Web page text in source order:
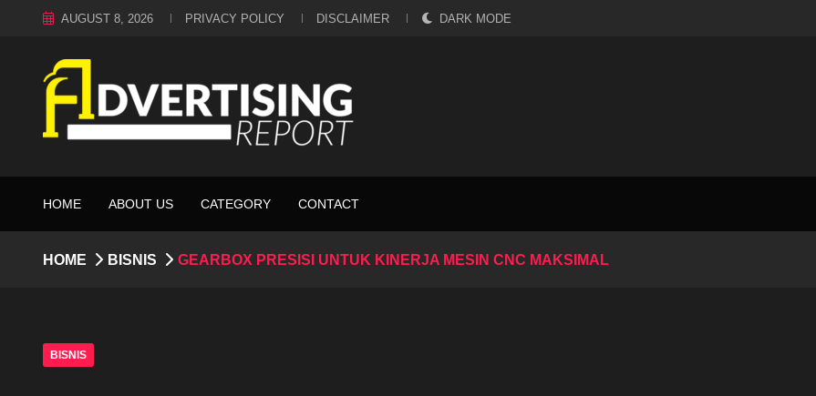
AUGUST 8, 2026 PRIVACY POLICY DISCLAIMER DARK MODE
HOME ABOUT US CATEGORY CONTACT
HOME BISNIS GEARBOX PRESISI UNTUK KINERJA MESIN CNC MAKSIMAL
BISNIS